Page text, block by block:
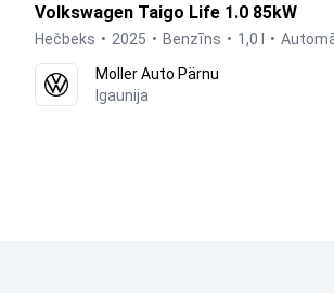
Volkswagen Taigo Life 1.0 85kW
Hečbeks 2025 Benzīns 1,0 l
Moller Auto Pärnu
Igaunija